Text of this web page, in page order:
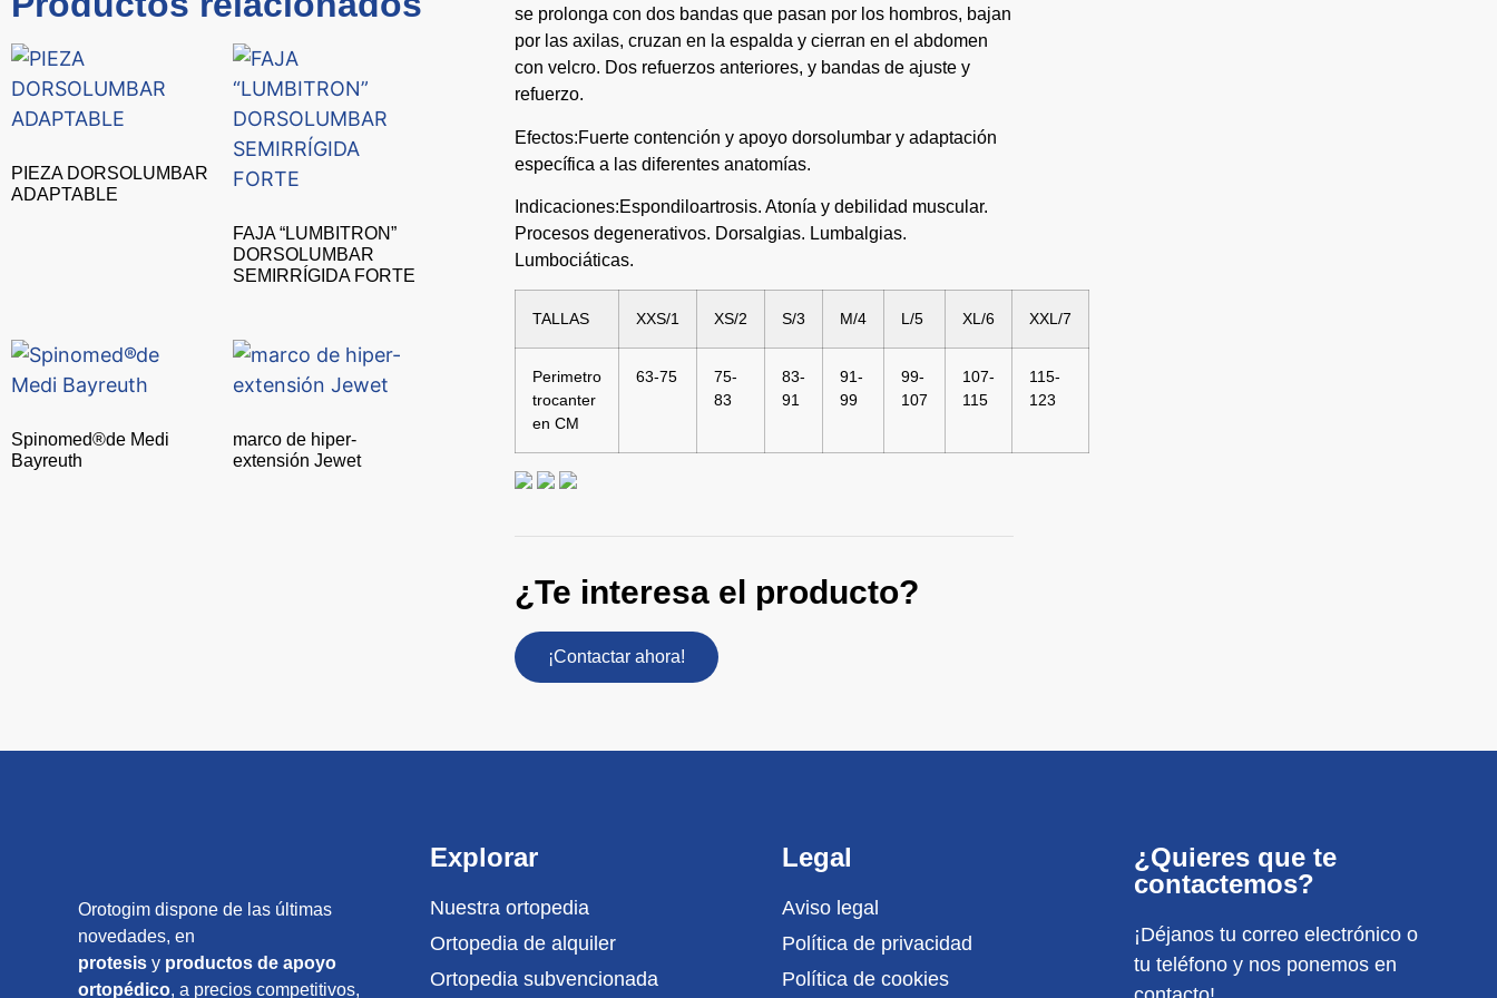
PIEZA DORSOLUMBAR
ADAPTABLE
FAJA “LUMBITRON”
DORSOLUMBAR
SEMIRRÍGIDA FORTE
Spinomed®de Medi
Bayreuth
marco de hiper-
extensión Jewet
se prolonga con dos bandas que pasan por los hombros, bajan
por las axilas, cruzan en la espalda y cierran en el abdomen
con velcro. Dos refuerzos anteriores, y bandas de ajuste y
refuerzo.
Efectos:Fuerte contención y apoyo dorsolumbar y adaptación
específica a las diferentes anatomías.
Indicaciones:Espondiloartrosis. Atonía y debilidad muscular.
Procesos degenerativos. Dorsalgias. Lumbalgias.
Lumbociáticas.
TALLAS XXS/1 XS/2 S/3 M/4 L/5 XL/6 XXL/7
Perimetro
trocanter
en CM
63-75
75-
83
83-
91
91-
99
99-
107
107-
115
115-
123
¿Te interesa el producto?
¡Contactar ahora!
Orotogim dispone de las últimas
novedades, en
protesis y productos de apoyo
ortopédico, a precios competitivos,
Explorar
Nuestra ortopedia
Ortopedia de alquiler
Ortopedia subvencionada
Legal
Aviso legal
Política de privacidad
Política de cookies
¿Quieres que te
contactemos?
¡Déjanos tu correo electrónico o
tu teléfono y nos ponemos en